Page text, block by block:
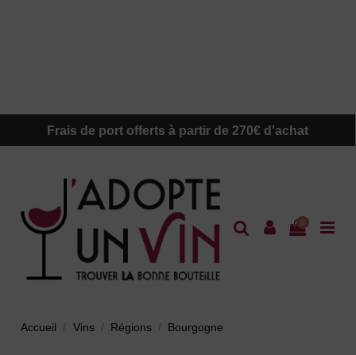
Frais de port offerts à partir de 270€ d'achat
0
Accueil Vins Régions Bourgogne